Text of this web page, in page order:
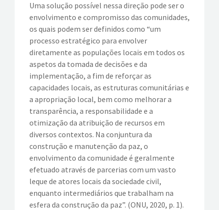
Uma solução possível nessa direção pode ser o
envolvimento e compromisso das comunidades,
os quais podem ser definidos como “um
processo estratégico para envolver
diretamente as populações locais em todos os
aspetos da tomada de decisões e da
implementação, a fim de reforçar as
capacidades locais, as estruturas comunitárias e
a apropriação local, bem como melhorar a
transparência, a responsabilidade e a
otimização da atribuição de recursos em
diversos contextos. Na conjuntura da
construção e manutenção da paz, o
envolvimento da comunidade é geralmente
efetuado através de parcerias com um vasto
leque de atores locais da sociedade civil,
enquanto intermediários que trabalham na
esfera da construção da paz”. (ONU, 2020, p. 1).